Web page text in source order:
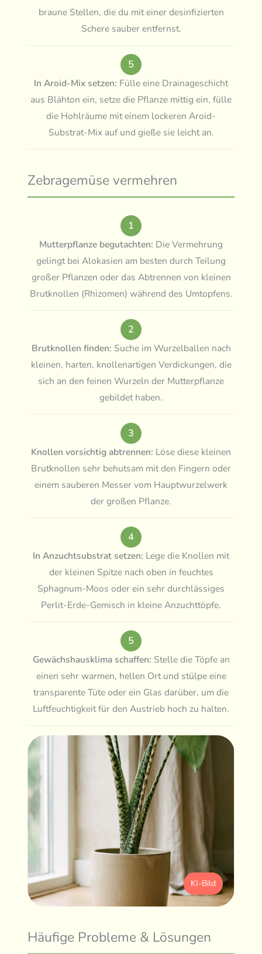
braune Stellen, die du mit einer desinfizierten
Schere sauber entfernst.
5
In Aroid-Mix setzen: Fülle eine Drainageschicht
aus Blähton ein, setze die Pflanze mittig ein, fülle
die Hohlräume mit einem lockeren Aroid-
Substrat-Mix auf und gieße sie leicht an.
Zebragemüse vermehren
1
Mutterpflanze begutachten: Die Vermehrung
gelingt bei Alokasien am besten durch Teilung
großer Pflanzen oder das Abtrennen von kleinen
Brutknollen (Rhizomen) während des Umtopfens.
2
Brutknollen finden: Suche im Wurzelballen nach
kleinen, harten, knollenartigen Verdickungen, die
sich an den feinen Wurzeln der Mutterpflanze
gebildet haben.
3
Knollen vorsichtig abtrennen: Löse diese kleinen
Brutknollen sehr behutsam mit den Fingern oder
einem sauberen Messer vom Hauptwurzelwerk
der großen Pflanze.
4
In Anzuchtsubstrat setzen: Lege die Knollen mit
der kleinen Spitze nach oben in feuchtes
Sphagnum-Moos oder ein sehr durchlässiges
Perlit-Erde-Gemisch in kleine Anzuchttöpfe.
5
Gewächshausklima schaffen: Stelle die Töpfe an
einen sehr warmen, hellen Ort und stülpe eine
transparente Tüte oder ein Glas darüber, um die
Luftfeuchtigkeit für den Austrieb hoch zu halten.
KI-Bild
Häufige Probleme & Lösungen